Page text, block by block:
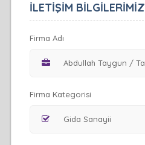
İLETİŞİM BİLGİLERİMİZ
Firma Adı
Firma Kategorisi